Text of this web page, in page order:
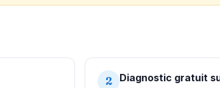
2 Diagnostic gratuit